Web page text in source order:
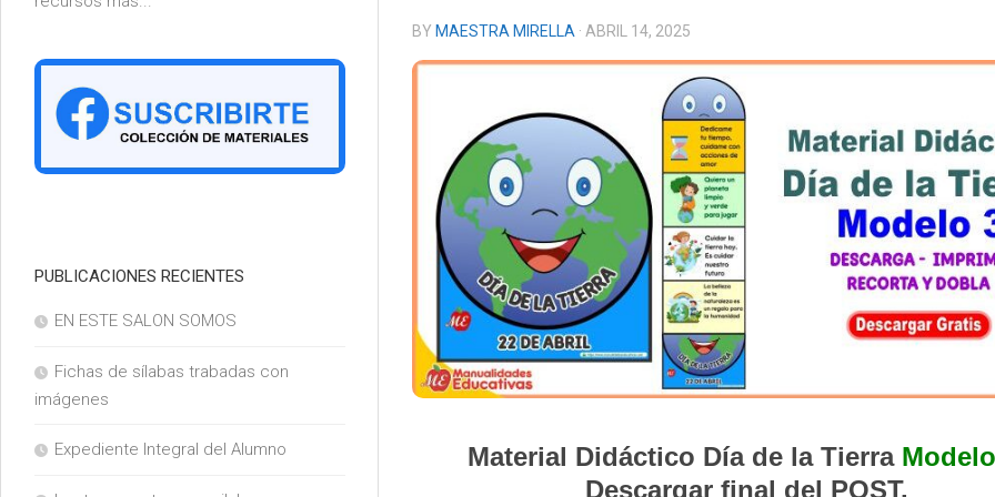
BY MAESTRA MIRELLA · ABRIL 14, 2025
Material Didáctico Día de la Tierra
Descargar final del POST.
PUBLICACIONES RECIENTES
EN ESTE SALON SOMOS
Fichas de sílabas trabadas con
imágenes
Expediente Integral del Alumno